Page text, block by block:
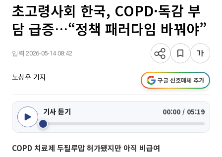
초고령사회 한국, COPD·독감 부
담 급증…“정책 패러다임 바꿔야”
입력 2026-05-14 08:42
노상우 기자 구글 선호매체 추가
기사 듣기 00:00 / 05:19
COPD 치료제 두필루맙 허가됐지만 아직 비급여